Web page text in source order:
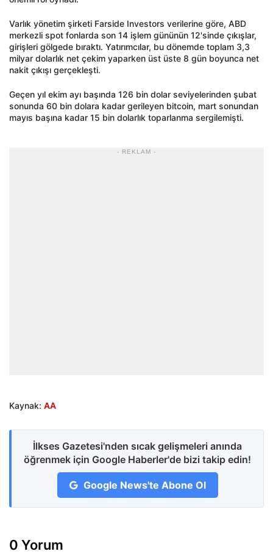
Varlık yönetim şirketi Farside Investors verilerine göre, ABD
merkezli spot fonlarda son 14 işlem gününün 12'sinde çıkışlar,
girişleri gölgede bıraktı. Yatırımcılar, bu dönemde toplam 3,3
milyar dolarlık net çekim yaparken üst üste 8 gün boyunca net
nakit çıkışı gerçekleşti.
Geçen yıl ekim ayı başında 126 bin dolar seviyelerinden şubat
sonunda 60 bin dolara kadar gerileyen bitcoin, mart sonundan
mayıs başına kadar 15 bin dolarlık toparlanma sergilemişti.
- REKLAM -
Kaynak: AA
İlkses Gazetesi'nden sıcak gelişmeleri anında
öğrenmek için Google Haberler'de bizi takip edin!
Google News'te Abone Ol
0 Yorum